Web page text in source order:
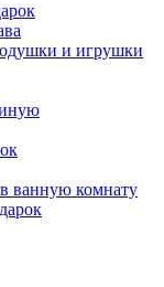
и игрушки
ванную комнату